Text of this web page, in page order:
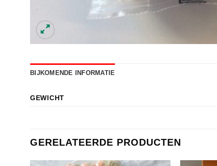
BIJKOMENDE INFORMATIE
GEWICHT
GERELATEERDE PRODUCTEN